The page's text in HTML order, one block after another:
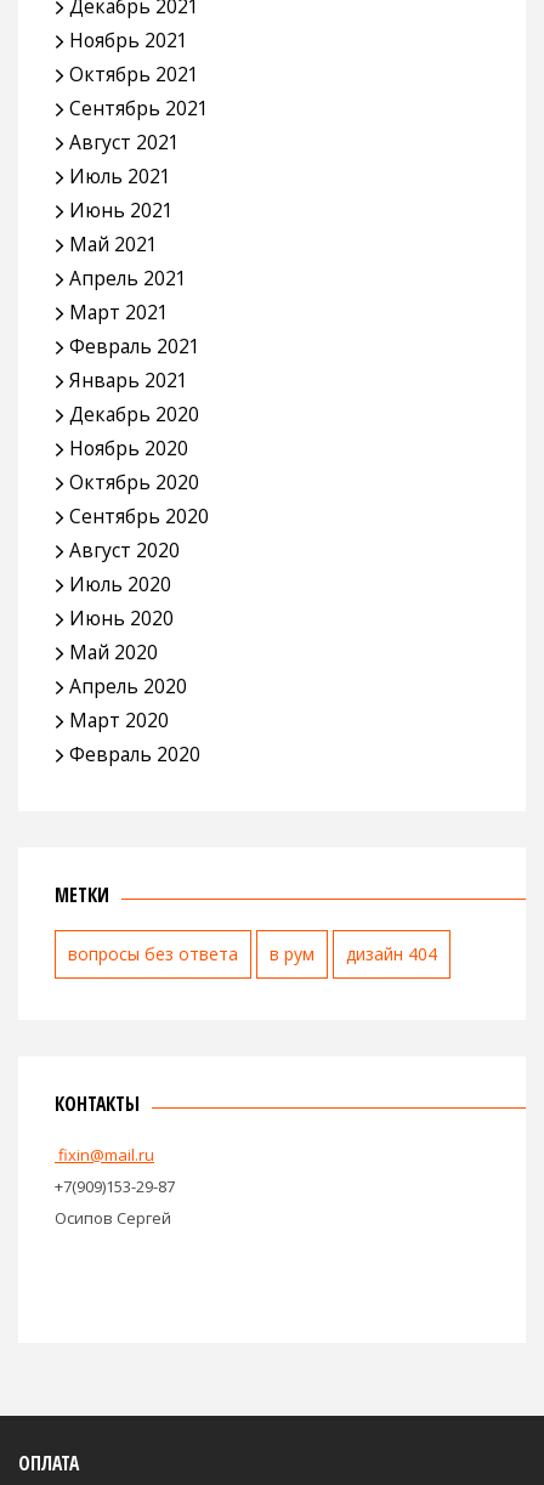
Декабрь 2021
Ноябрь 2021
Октябрь 2021
Сентябрь 2021
Август 2021
Июль 2021
Июнь 2021
Май 2021
Апрель 2021
Март 2021
Февраль 2021
Январь 2021
Декабрь 2020
Ноябрь 2020
Октябрь 2020
Сентябрь 2020
Август 2020
Июль 2020
Июнь 2020
Май 2020
Апрель 2020
Март 2020
Февраль 2020
МЕТКИ
вопросы без ответа в рум дизайн 404
КОНТАКТЫ
fixin@mail.ru
+7(909)153-29-87
Осипов Сергей
ОПЛАТА